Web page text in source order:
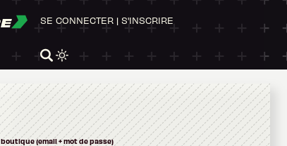
SE CONNECTER | S'INSCRIRE
(email + mot de passe)